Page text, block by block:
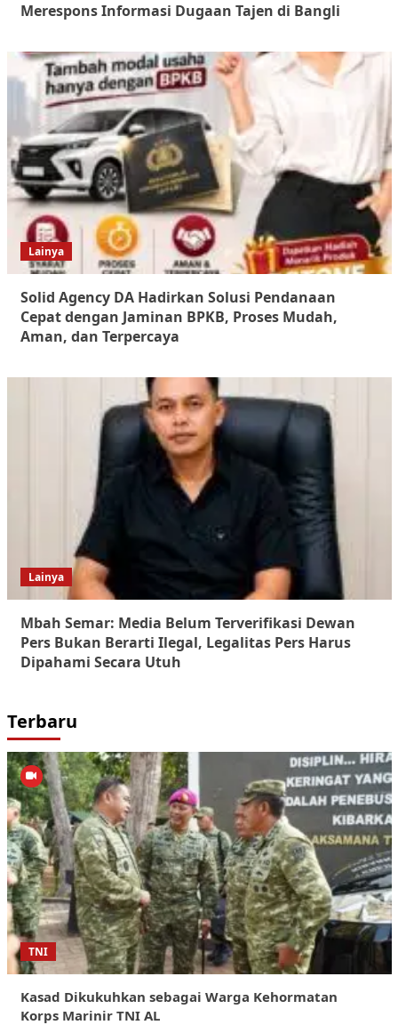
Merespons Informasi Dugaan Tajen di Bangli
Lainya
Solid Agency DA Hadirkan Solusi Pendanaan
Cepat dengan Jaminan BPKB, Proses Mudah,
Aman, dan Terpercaya
Lainya
Mbah Semar: Media Belum Terverifikasi Dewan
Pers Bukan Berarti Ilegal, Legalitas Pers Harus
Dipahami Secara Utuh
Terbaru
TNI
Kasad Dikukuhkan sebagai Warga Kehormatan
Korps Marinir TNI AL